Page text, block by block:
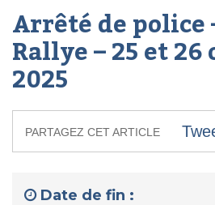
Arrêté de police
Rallye – 25 et
2025
PARTAGEZ CET ARTICLE
Date de fin :